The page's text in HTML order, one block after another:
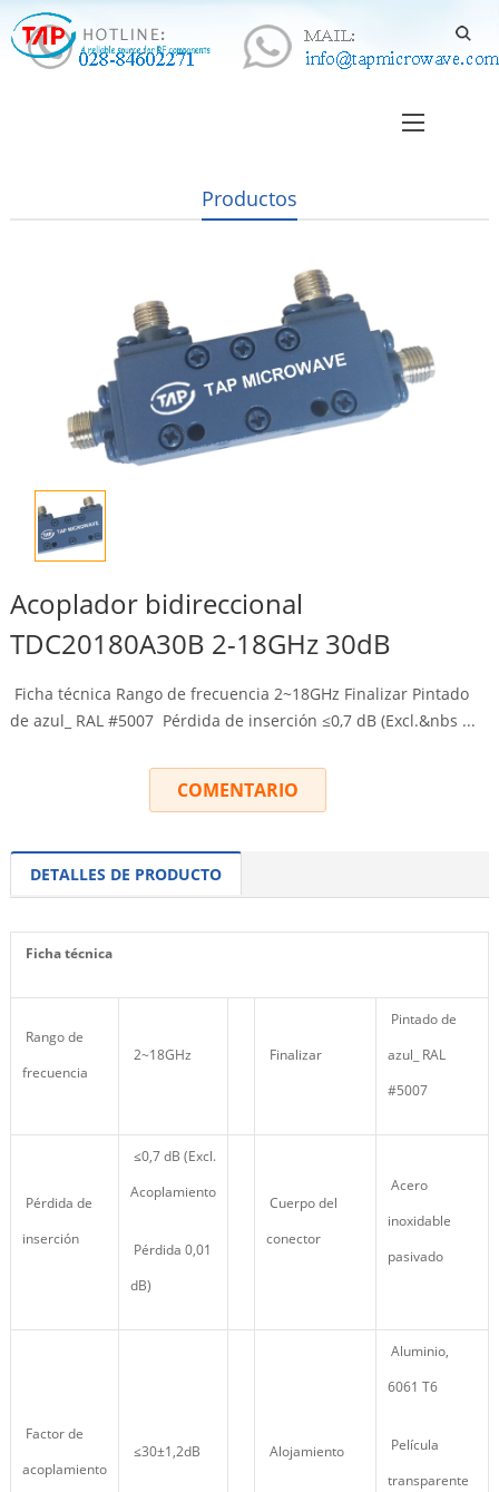
Productos
Acoplador bidireccional
TDC20180A30B 2-18GHz 30dB
Ficha técnica Rango de frecuencia 2~18GHz Finalizar Pintado
de azul_ RAL #5007 Pérdida de inserción ≤0,7 dB (Excl.&nbs ...
COMENTARIO
DETALLES DE PRODUCTO
Ficha técnica
Rango de
frecuencia
2~18GHz Finalizar
Pintado de
azul_ RAL
#5007
Pérdida de
inserción
≤0,7 dB (Excl.
Acoplamiento
Pérdida 0,01
dB)
Cuerpo del
conector
Acero
inoxidable
pasivado
Factor de
acoplamiento
≤30±1,2dB Alojamiento
Aluminio,
6061 T6
Película
transparente